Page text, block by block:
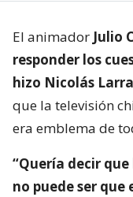
El animador Julio
responder los
hizo Nicolás
que la televisión
era emblema de
“Quería decir
no puede ser que